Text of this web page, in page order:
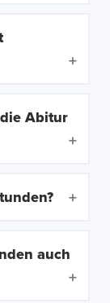
Abitur
auch